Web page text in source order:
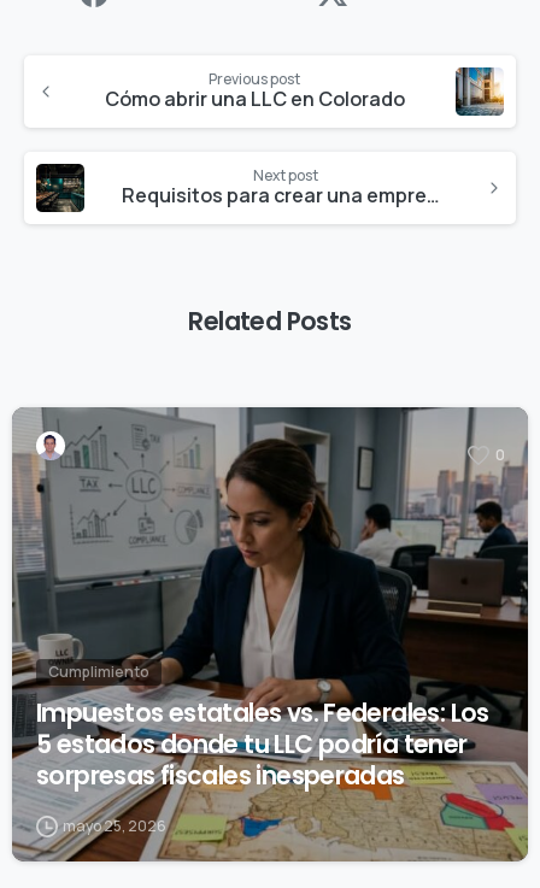
Previous post
Cómo abrir una LLC en Colorado
Next post
Requisitos para crear una empresa de alimentos y bebidas en EEUU
Related Posts
0
Cumplimiento
Impuestos estatales vs. Federales: Los
5 estados donde tu LLC podría tener
sorpresas fiscales inesperadas
mayo 25, 2026